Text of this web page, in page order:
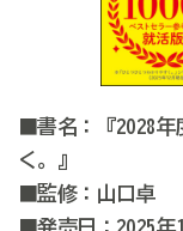
■書名：『2028
く。』
■監修：山口卓